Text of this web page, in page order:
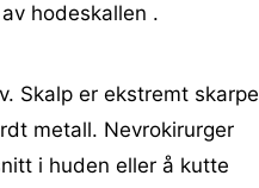
hodeskallen .
Skalp er ekstremt skarpe
metall. Nevrokirurger
i huden eller å kutte